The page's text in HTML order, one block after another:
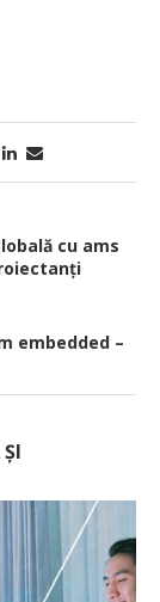
cu ams
embedded –